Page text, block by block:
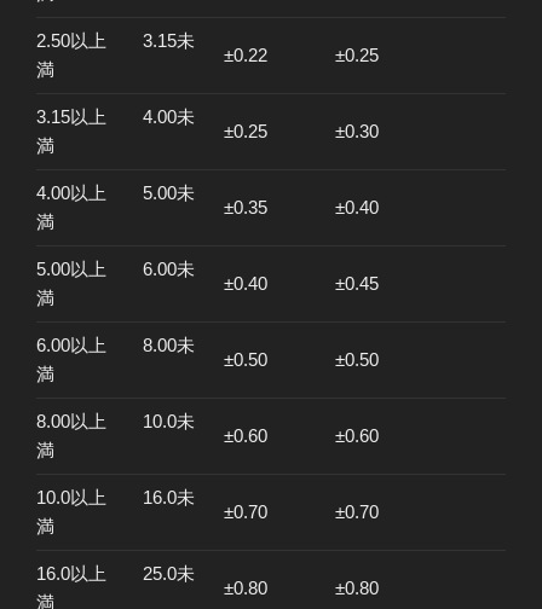
2.50以上 3.15未
満
±0.22 ±0.25
3.15以上 4.00未
満
±0.25 ±0.30
4.00以上 5.00未
満
±0.35 ±0.40
5.00以上 6.00未
満
±0.40 ±0.45
6.00以上 8.00未
満
±0.50 ±0.50
8.00以上 10.0未
満
±0.60 ±0.60
10.0以上 16.0未
満
±0.70 ±0.70
16.0以上 25.0未
満
±0.80 ±0.80